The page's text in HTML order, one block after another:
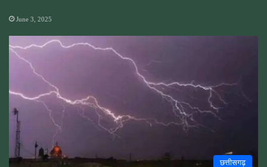
June 3, 2025
छत्तीसगढ़